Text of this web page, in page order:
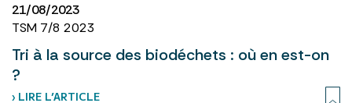
21/08/2023
TSM 7/8 2023
Tri à la source des biodéchets : où en est-on
?
› LIRE L’ARTICLE